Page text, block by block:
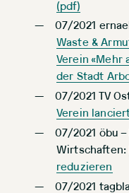
(pdf)
07/2021
Waste &
Verein «Mehr
der Stadt
07/2021 TV
Verein
07/2021 öbu
Wirtschaften:
reduzieren
07/2021